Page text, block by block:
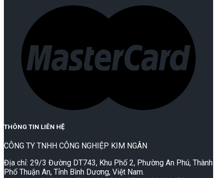
THÔNG TIN LIÊN HỆ
CÔNG TY TNHH CÔNG NGHIỆP KIM NGÂN
Địa chỉ: 29/3 Đường DT743, Khu Phố 2, Phường An Phú, Thành
Phố Thuận An, Tỉnh Bình Dương, Việt Nam.